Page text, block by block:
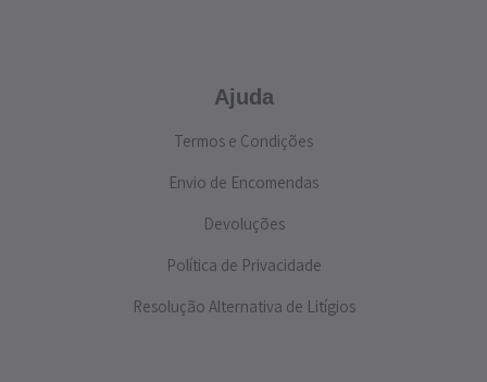
Ajuda
Termos e Condições
Envio de Encomendas
Devoluções
Política de Privacidade
Resolução Alternativa de Litígios